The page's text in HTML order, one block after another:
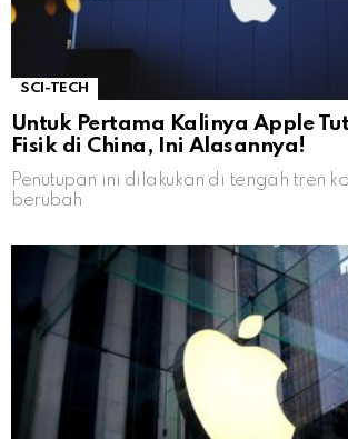
SCI-TECH
Untuk Pertama Kalinya Apple
Fisik di China, Ini Alasannya!
Penutupan ini dilakukan di tengah tren
berubah